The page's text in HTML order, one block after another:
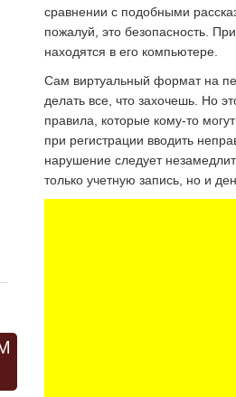
сравнении с подобными
пожалуй, это безопасность.
находятся в его компьютере.
Сам виртуальный формат на
делать все, что захочешь. Но
правила, которые кому-то
при регистрации вводить
нарушение следует
только учетную запись, но и